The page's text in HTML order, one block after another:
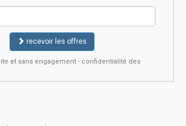
recevoir les offres
et sans engagement - confidentialité des